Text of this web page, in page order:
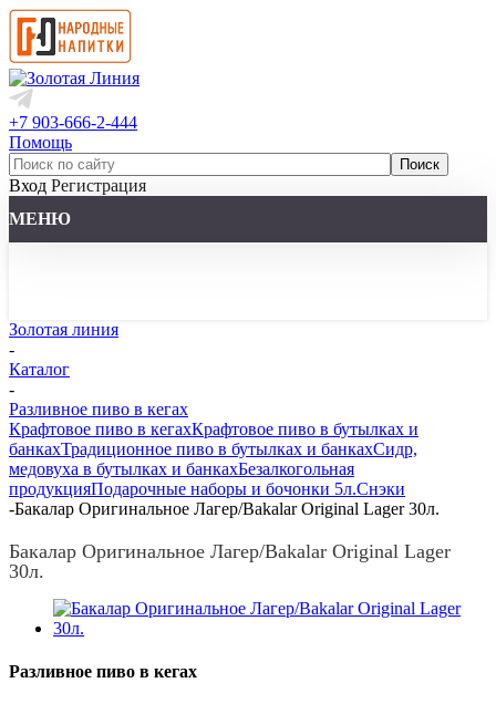
+7 903-666-2-444
Помощь
Вход Регистрация
МЕНЮ
Золотая линия
-
Каталог
-
Разливное пиво в кегах
Крафтовое пиво в кегахКрафтовое пиво в бутылках и
банкахТрадиционное пиво в бутылках и банкахСидр,
медовуха в бутылках и банкахБезалкогольная
продукцияПодарочные наборы и бочонки 5л.Снэки
-Бакалар Оригинальное Лагер/Bakalar Original Lager 30л.
Бакалар Оригинальное Лагер/Bakalar Original Lager
30л.
Разливное пиво в кегах